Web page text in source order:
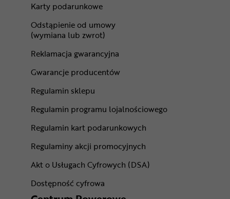
Karty podarunkowe
Odstąpienie od umowy
(wymiana lub zwrot)
Reklamacja gwarancyjna
Gwarancje producentów
Regulamin sklepu
Regulamin programu lojalnościowego
Regulamin kart podarunkowych
Regulaminy akcji promocyjnych
Akt o Usługach Cyfrowych (DSA)
Dostępność cyfrowa